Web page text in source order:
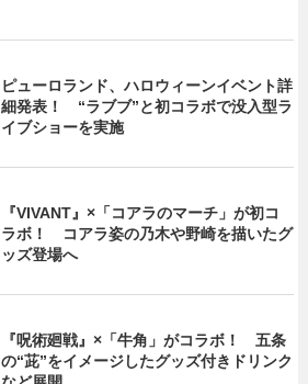
ピューロランド、ハロウィーンイベント詳
細発表！ “ラブブ”と初コラボで没入型ラ
イブショーを実施
『VIVANT』×「コアラのマーチ」が初コ
ラボ！ コアラ姿の乃木や野崎を描いたグ
ッズ登場へ
『呪術廻戦』×「牛角」がコラボ！ 五条
の“茈”をイメージしたグッズ付きドリンク